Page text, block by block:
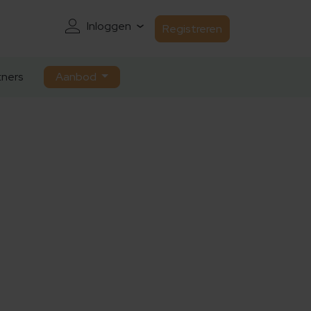
Inloggen Registreren
Aanbod